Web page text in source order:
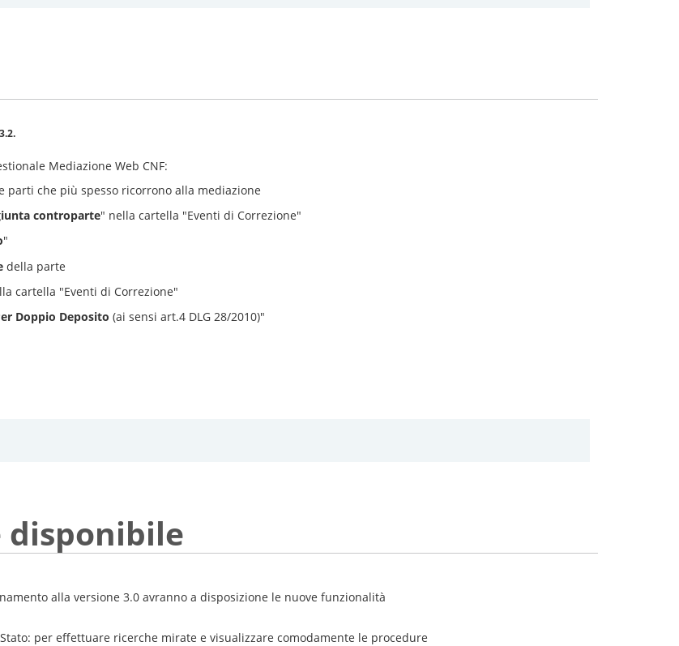
.
Mediazione Web CNF:
parti che più spesso ricorrono alla mediazione
controparte" nella cartella "Eventi di Correzione"
"
della parte
cartella "Eventi di Correzione"
Doppio Deposito (ai sensi art.4 DLG 28/2010)"
disponibile
alla versione 3.0 avranno a disposizione le nuove funzionalità
per effettuare ricerche mirate e visualizzare comodamente le procedure